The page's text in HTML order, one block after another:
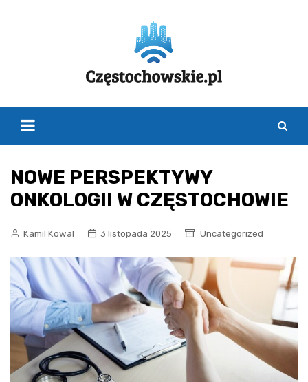
NOWE PERSPEKTYWY
ONKOLOGII W CZĘSTOCHOWIE
Kamil Kowal 3 listopada 2025 Uncategorized